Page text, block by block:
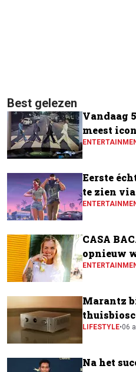
Best gelezen
Vandaag
meest
gemaakt
Eerste
te zien
CASA
opnieuw
Marantz
CINEMA
LIFESTYLE•06
Na het